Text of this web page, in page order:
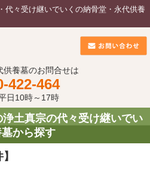
代々受け継いでいくの納骨堂・永代供養
供養墓のお問合せは
422-464
日10時～17時
土真宗の代々受け継いでい
から探す